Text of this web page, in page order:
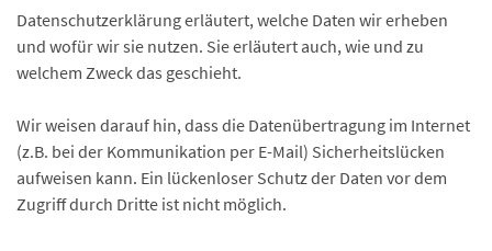
Datenschutzerklärung erläutert, welche Daten wir erheben
und wofür wir sie nutzen. Sie erläutert auch, wie und zu
welchem Zweck das geschieht.
Wir weisen darauf hin, dass die Datenübertragung im Internet
(z.B. bei der Kommunikation per E-Mail) Sicherheitslücken
aufweisen kann. Ein lückenloser Schutz der Daten vor dem
Zugriff durch Dritte ist nicht möglich.